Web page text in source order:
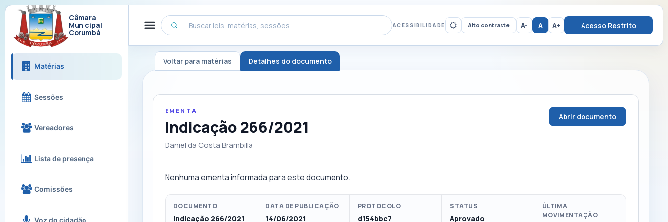
Câmara
Municipal
Corumbá
Matérias
Sessões
Vereadores
Lista de presença
Comissões
Voz do cidadão
ACESSIBILIDADE Alto contraste A- A A+ Acesso Restrito
Voltar para matérias Detalhes do documento
EMENTA
Indicação 266/2021
Daniel da Costa Brambilla
Abrir documento
Nenhuma ementa informada para este documento.
DOCUMENTO
Indicação 266/2021
DATA DE PUBLICAÇÃO
14/06/2021
PROTOCOLO
d154bbc7
STATUS
Aprovado
ÚLTIMA
MOVIMENTAÇÃO